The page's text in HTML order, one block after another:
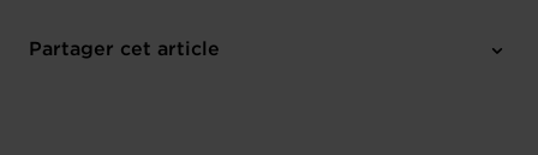
Partager cet article